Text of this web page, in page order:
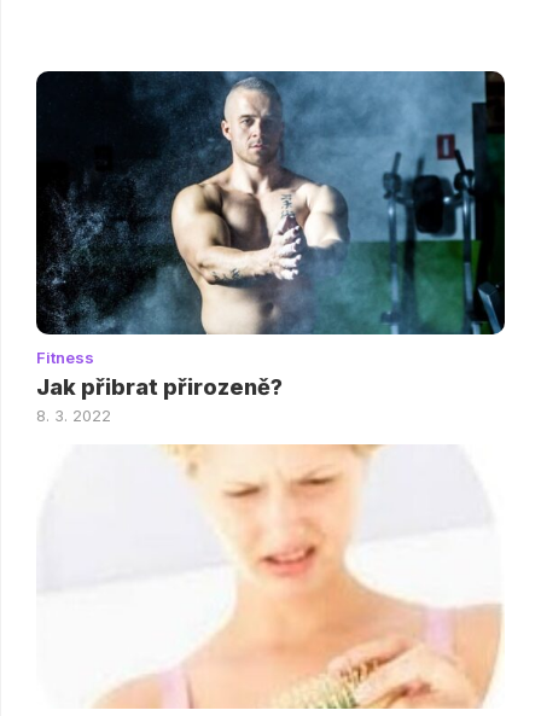
Fitness
Jak přibrat přirozeně?
8. 3. 2022